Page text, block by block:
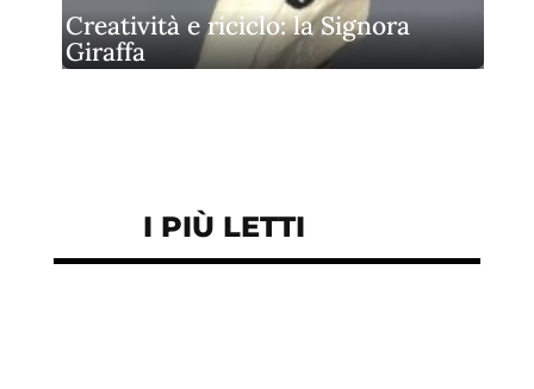
Creatività e riciclo: la Signora
Giraffa
I PIÙ LETTI